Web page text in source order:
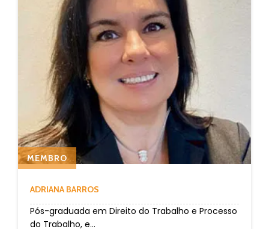
MEMBRO
ADRIANA BARROS
Pós-graduada em Direito do Trabalho e Processo
do Trabalho, e...